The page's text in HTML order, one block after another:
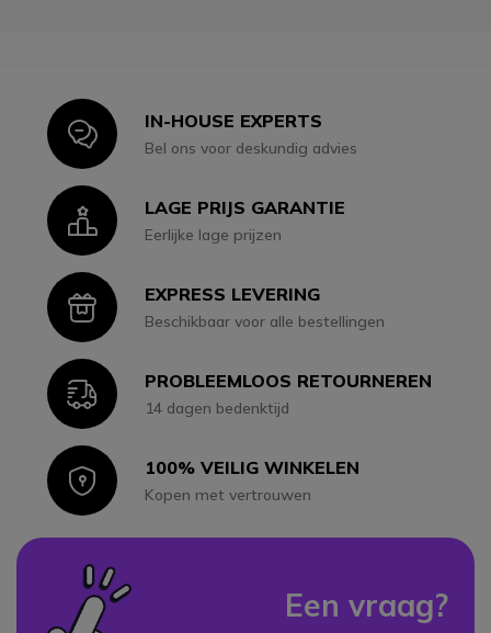
IconIN-HOUSE EXPERTS
Bel ons voor deskundig advies
IconLAGE PRIJS GARANTIE
Eerlijke lage prijzen
IconEXPRESS LEVERING
Beschikbaar voor alle bestellingen
IconPROBLEEMLOOS RETOURNEREN
14 dagen bedenktijd
Icon100% VEILIG WINKELEN
Kopen met vertrouwen
Een vraag?